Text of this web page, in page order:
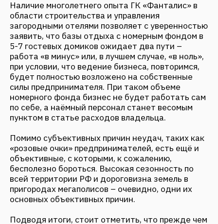
быть готовым к тому, что небольшая база
предполагает удовлетворение мечт и «хотелок»
человека, но на практике она не улучшит
материальное положение собственника.
Если же вы поставили перед собой задачу
создать что-то продуктивно работающее,
важно подойти со всем вниманием к
определению цели будущего бизнеса, изучению
потенциальных потребителей и конкурентов,
затрат, а также таких, казалось бы, на первый
взгляд не самых важных моментов, как
планировка. Из мелочей складывается
совершенство – не стоит об этом забывать.
ежедневно на практике используют свои умения
в сфере строительства и управления
загородными гостиничными объектами. Поэтому
накопленный временем багаж знаний позволяет
делиться с вами интересной и, что важно,
необходимой для успешного ведения бизнеса
информацией. В следующей статье мы
расскажем о секретах, соблюдение которых
сделает вашу базу отдыха приносящей не